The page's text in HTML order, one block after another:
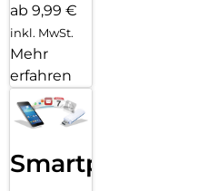
ab 9,99 €
inkl. MwSt.
Mehr
erfahren
Smartphone